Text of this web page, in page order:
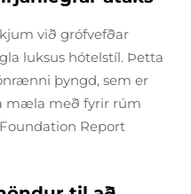
við grófvefðar
luksus hótelstíl. Þetta
þyngd, sem er
mæla með fyrir rúm
Report